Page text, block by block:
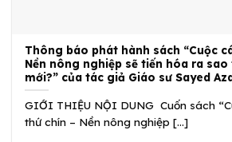
Thông báo phát hành sách “Cuộc
Nền nông nghiệp sẽ tiến hóa ra
mới?” của tác giả Giáo sư Sayed
GIỚI THIỆU NỘI DUNG Cuốn sách
thứ chín – Nền nông nghiệp [...]